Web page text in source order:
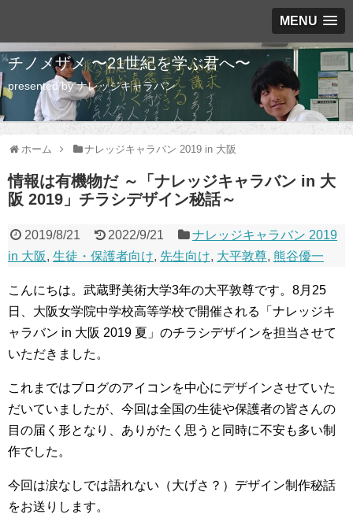
MENU
チノメザメ 〜21世紀を学ぶ君へ〜
presented by ナレッジキャラバン
ホーム ナレッジキャラバン 2019 in 大阪
情報は有機物だ ～「ナレッジキャラバン in 大
阪 2019」チラシデザイン秘話～
2019/8/21 2022/9/21
ナレッジキャラバン 2019
in 大阪, 生徒・保護者向け, 先生向け, 大平敦尊, 熊谷優一
こんにちは。武蔵野美術大学3年の大平敦尊です。8月25
日、大阪女学院中学校高等学校で開催される「ナレッジキ
ャラバン in 大阪 2019 夏」のチラシデザインを担当させて
いただきました。
これまではブログのアイコンを中心にデザインさせていた
だいていましたが、今回は全国の生徒や保護者の皆さんの
目の届く形となり、ありがたく思うと同時に不安も多い制
作でした。
今回は涙なしでは語れない（大げさ？）デザイン制作秘話
をお送りします。